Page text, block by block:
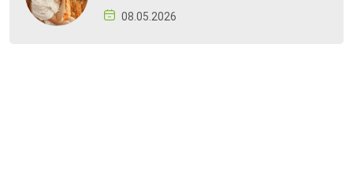
08.05.2026